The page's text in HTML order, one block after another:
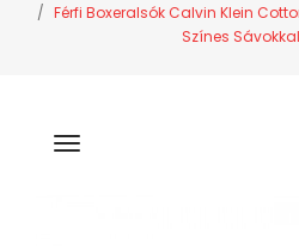
Férfi Boxeralsók Calvin Klein
Színes